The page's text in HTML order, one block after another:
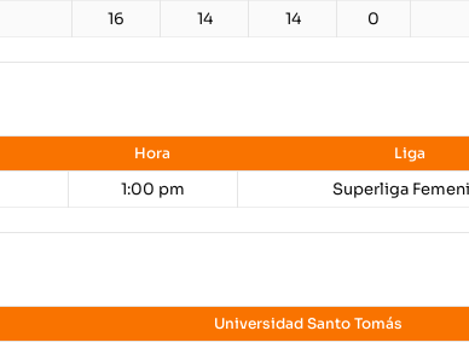
16 14 14 0
Hora Liga
1:00 pm Superliga
Universidad Santo Tomás